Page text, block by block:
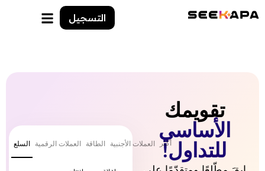
التسجيل
تقويمك
الأساسي
للتداول!
السلع العملات الرقمية الطاقة العملات الأجنبية أكثر